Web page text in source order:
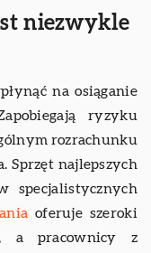
niezwykle
na osiąganie
ryzyku
rozrachunku
Sprzęt najlepszych
specjalistycznych
oferuje szeroki
a pracownicy z